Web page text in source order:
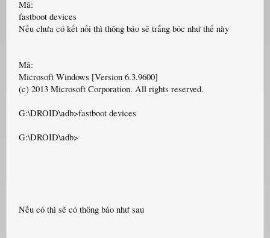
Mã:
fastboot devices
Nếu chưa có kết nối thì thông báo sẽ trắng bóc như thế này
Mã:
Microsoft Windows [Version 6.3.9600]
(c) 2013 Microsoft Corporation. All rights reserved.
G:\DROID\adb>fastboot devices
G:\DROID\adb>
Nếu có thì sẽ có thông báo như sau